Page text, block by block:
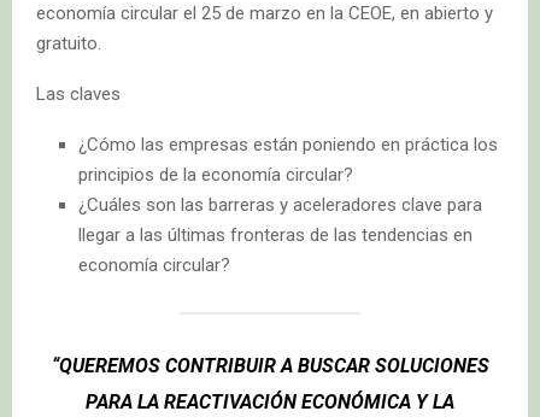
economía circular el 25 de marzo en la CEOE, en abierto y
gratuito.
Las claves
¿Cómo las empresas están poniendo en práctica los
principios de la economía circular?
¿Cuáles son las barreras y aceleradores clave para
llegar a las últimas fronteras de las tendencias en
economía circular?
“QUEREMOS CONTRIBUIR A BUSCAR SOLUCIONES
PARA LA REACTIVACIÓN ECONÓMICA Y LA